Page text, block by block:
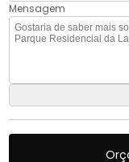
Mensagem